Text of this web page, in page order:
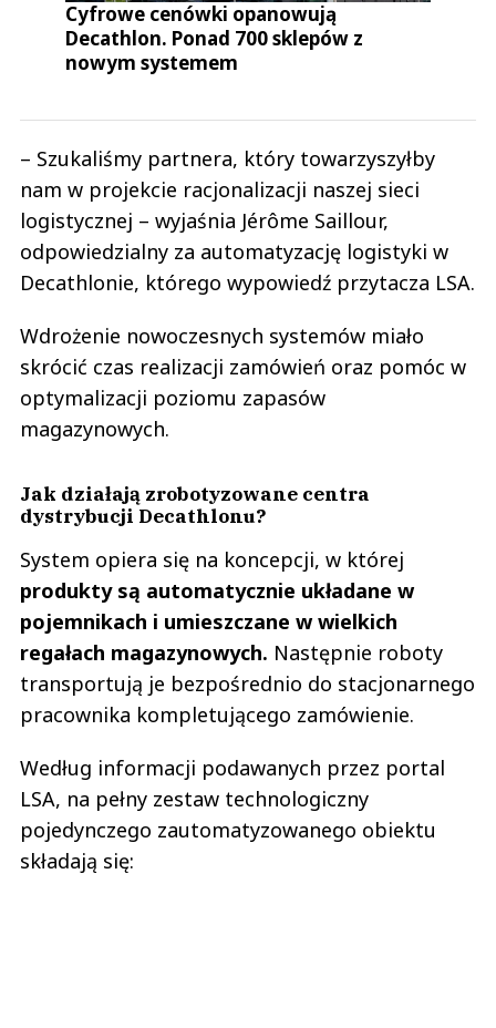
Cyfrowe cenówki opanowują
Decathlon. Ponad 700 sklepów z
nowym systemem
– Szukaliśmy partnera, który towarzyszyłby
nam w projekcie racjonalizacji naszej sieci
logistycznej – wyjaśnia Jérôme Saillour,
odpowiedzialny za automatyzację logistyki w
Decathlonie, którego wypowiedź przytacza LSA.
Wdrożenie nowoczesnych systemów miało
skrócić czas realizacji zamówień oraz pomóc w
optymalizacji poziomu zapasów
magazynowych.
Jak działają zrobotyzowane centra
dystrybucji Decathlonu?
System opiera się na koncepcji, w której
produkty są automatycznie układane w
pojemnikach i umieszczane w wielkich
regałach magazynowych. Następnie roboty
transportują je bezpośrednio do stacjonarnego
pracownika kompletującego zamówienie.
Według informacji podawanych przez portal
LSA, na pełny zestaw technologiczny
pojedynczego zautomatyzowanego obiektu
składają się: